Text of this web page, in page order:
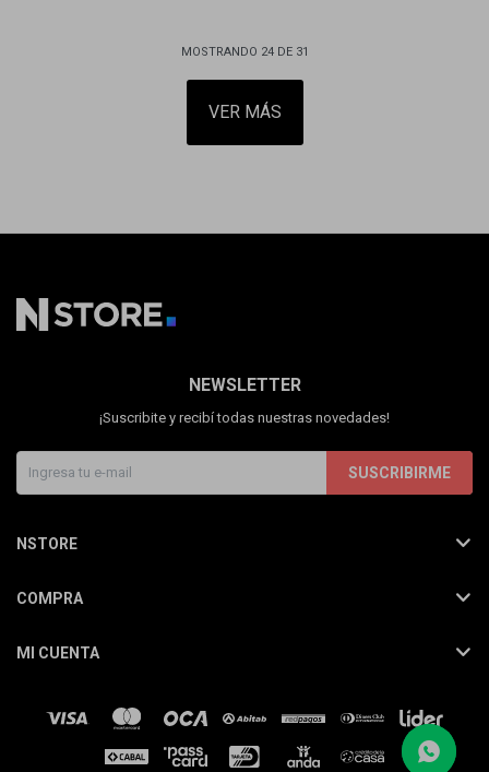
MOSTRANDO 24DE 31
VER MÁS
NEWSLETTER
¡Suscribite y recibí todas nuestras novedades!
SUSCRIBIRME
NSTORE
COMPRA
MI CUENTA